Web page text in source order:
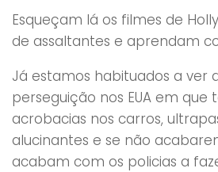
Esqueçam lá os filmes de
de assaltantes e aprendam
Já estamos habituados a ver
perseguição nos EUA em que
acrobacias nos carros,
alucinantes e se não
acabam com os policias a